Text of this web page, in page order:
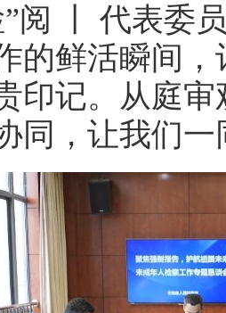
”阅 丨 代表委
的鲜活瞬间
印记。从庭
同，让我们